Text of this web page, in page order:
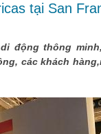
tại San
động thông
các khách